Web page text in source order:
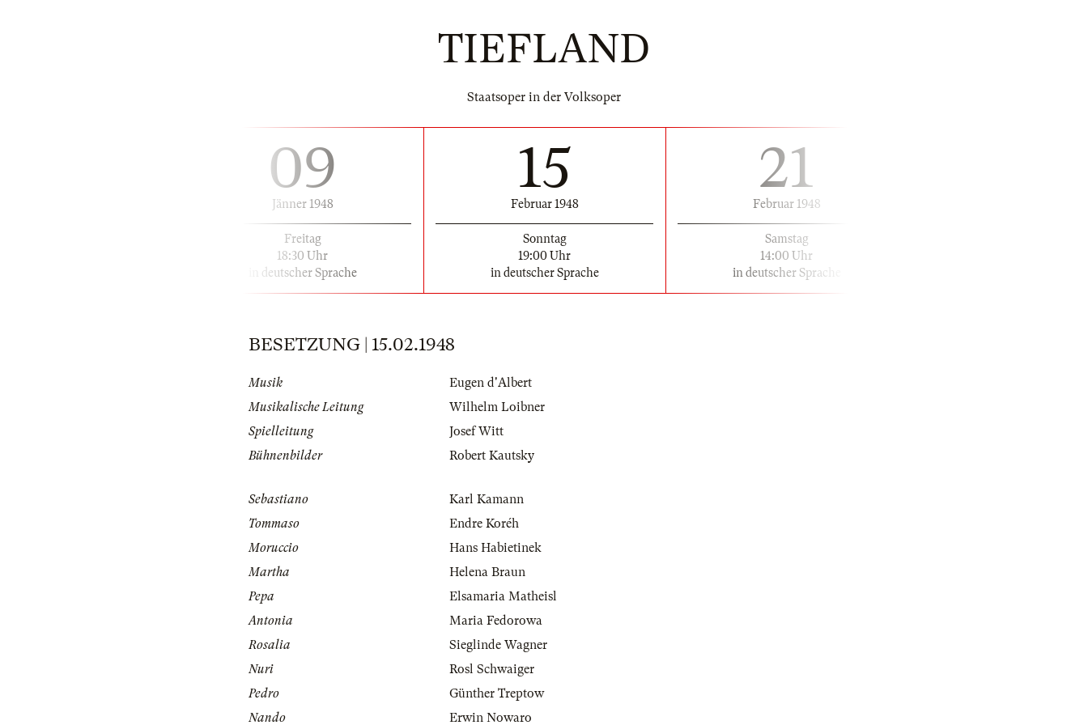
TIEFLAND
Staatsoper in der Volksoper
09
Jänner 1948
Freitag
18:30 Uhr
in deutscher Sprache
15
Februar 1948
Sonntag
19:00 Uhr
in deutscher Sprache
21
Februar 1948
Samstag
14:00 Uhr
in deutscher Sprache
BESETZUNG | 15.02.1948
Musik
Eugen d'Albert
Musikalische Leitung
Wilhelm Loibner
Spielleitung
Josef Witt
Bühnenbilder
Robert Kautsky
Sebastiano
Karl Kamann
Tommaso
Endre Koréh
Moruccio
Hans Habietinek
Martha
Helena Braun
Pepa
Elsamaria Matheisl
Antonia
Maria Fedorowa
Rosalia
Sieglinde Wagner
Nuri
Rosl Schwaiger
Pedro
Günther Treptow
Nando
Erwin Nowaro